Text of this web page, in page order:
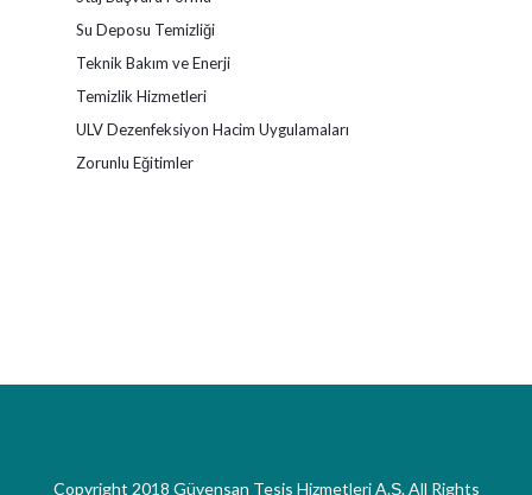
Su Deposu Temizliği
Teknik Bakım ve Enerji
Temizlik Hizmetleri
ULV Dezenfeksiyon Hacim Uygulamaları
Zorunlu Eğitimler
Copyright 2018 Güvensan Tesis Hizmetleri A.Ş. All Rights